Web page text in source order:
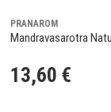
PRANAROM
Mandravasarotra
13,60 €